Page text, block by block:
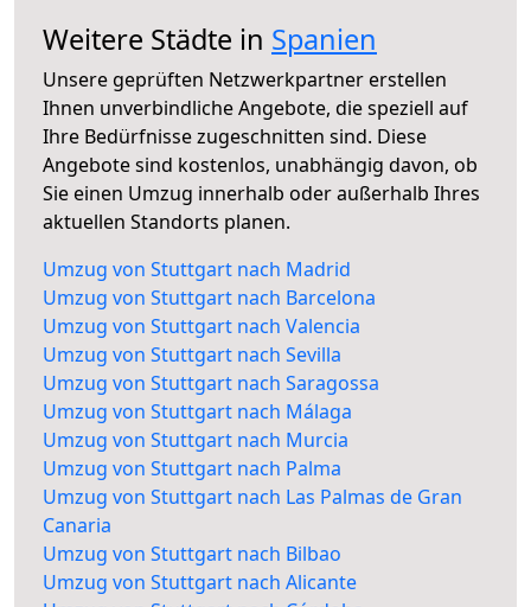
Weitere Städte in Spanien
Unsere geprüften Netzwerkpartner erstellen
Ihnen unverbindliche Angebote, die speziell auf
Ihre Bedürfnisse zugeschnitten sind. Diese
Angebote sind kostenlos, unabhängig davon, ob
Sie einen Umzug innerhalb oder außerhalb Ihres
aktuellen Standorts planen.
Umzug von Stuttgart nach Madrid
Umzug von Stuttgart nach Barcelona
Umzug von Stuttgart nach Valencia
Umzug von Stuttgart nach Sevilla
Umzug von Stuttgart nach Saragossa
Umzug von Stuttgart nach Málaga
Umzug von Stuttgart nach Murcia
Umzug von Stuttgart nach Palma
Umzug von Stuttgart nach Las Palmas de Gran
Canaria
Umzug von Stuttgart nach Bilbao
Umzug von Stuttgart nach Alicante